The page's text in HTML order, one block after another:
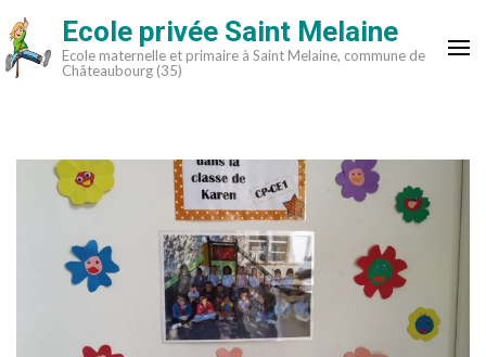
Aller
au
contenu
Ecole privée Saint Melaine
Ecole maternelle et primaire à Saint Melaine, commune de
Châteaubourg (35)